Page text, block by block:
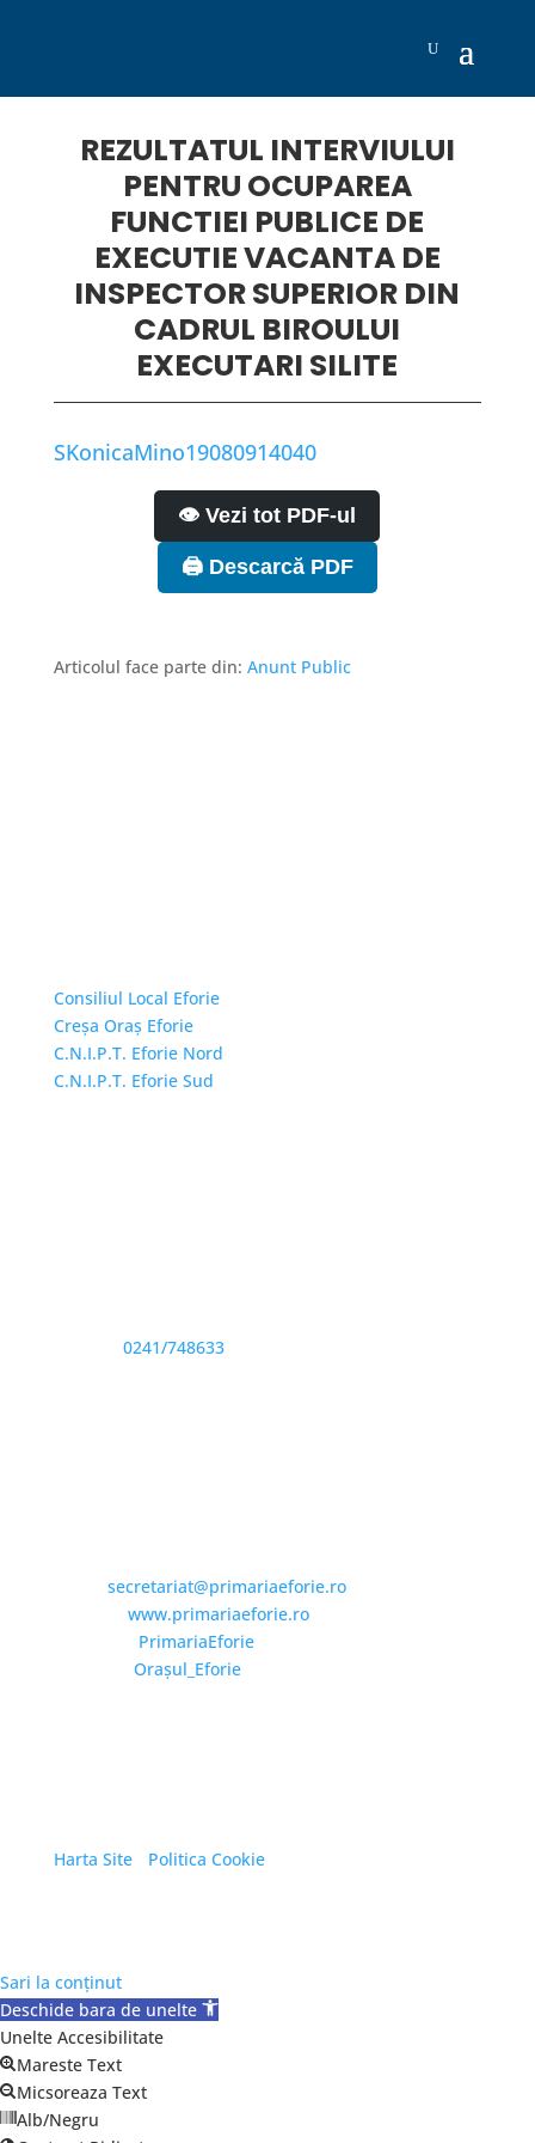
REZULTATUL INTERVIULUI
PENTRU OCUPAREA
FUNCTIEI PUBLICE DE
EXECUTIE VACANTA DE
INSPECTOR SUPERIOR DIN
CADRUL BIROULUI
EXECUTARI SILITE
SKonicaMino19080914040
👁️ Vezi tot PDF-ul
🖨️ Descarcă PDF
Articolul face parte din: Anunt Public
Consiliul Local Eforie
Creșa Oraș Eforie
C.N.I.P.T. Eforie Nord
C.N.I.P.T. Eforie Sud
0241/748633
secretariat@primariaeforie.ro
www.primariaeforie.ro
PrimariaEforie
Oraşul_Eforie
Harta Site/ Politica Cookie
Sari la conținut
Deschide bara de unelte
Unelte Accesibilitate
Mareste Text
Micsoreaza Text
Alb/Negru